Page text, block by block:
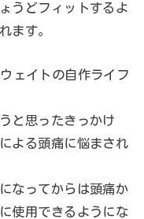
うどフィットするよ
ます。
ェイトの自作ライフ
と思ったきっかけ
よる頭痛に悩まされ
なってからは頭痛か
使用できるようにな